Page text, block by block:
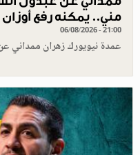
مني.. يمكنه رفع
06/08/2026 - 21:00
عمدة نيويورك زهران ممداني